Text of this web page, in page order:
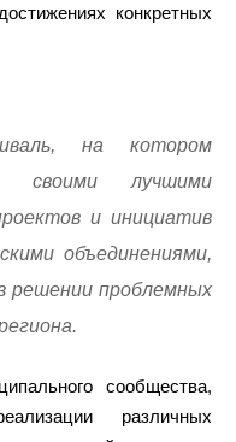
конкретных
на котором
своими лучшими
и инициатив
объединениями,
проблемных
сообщества,
различных